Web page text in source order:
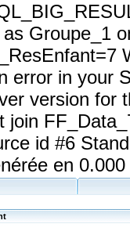
Groupe_1
error in your
version for
join
id #6
en